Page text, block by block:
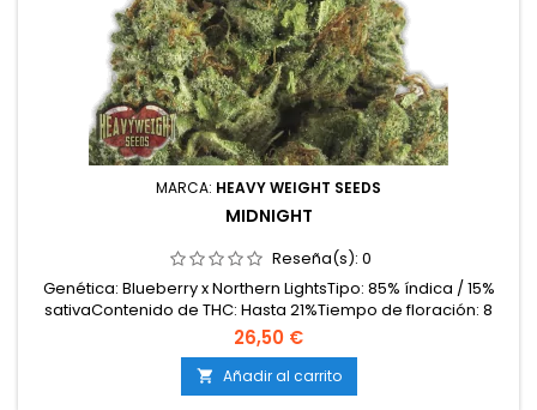
MARCA: HEAVY WEIGHT SEEDS
MIDNIGHT
Reseña(s): 0
Genética: Blueberry x Northern LightsTipo: 85% índica / 15%
sativaContenido de THC: Hasta 21%Tiempo de floración: 8
semanas en interiorProducción en interior: 500-550
g/m²Producción en exterior: 800-1000 g/plantaAltura: 80-110
cm en interior; hasta 200 cm en exteriorAromas y
sabores: Dulces y afrutados (frutos del bosque), con...
26,50 €
 Añadir al carrito